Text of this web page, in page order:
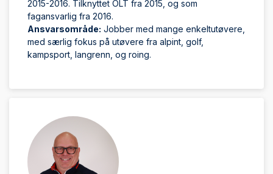
2015-2016. Tilknyttet OLT fra 2015, og som
fagansvarlig fra 2016.
Ansvarsområde: Jobber med mange enkeltutøvere,
med særlig fokus på utøvere fra alpint, golf,
kampsport, langrenn, og roing.